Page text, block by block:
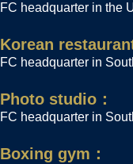
FC headquarter in the
Korean restaurant
FC headquarter in
Photo studio：
FC headquarter in
Boxing gym：